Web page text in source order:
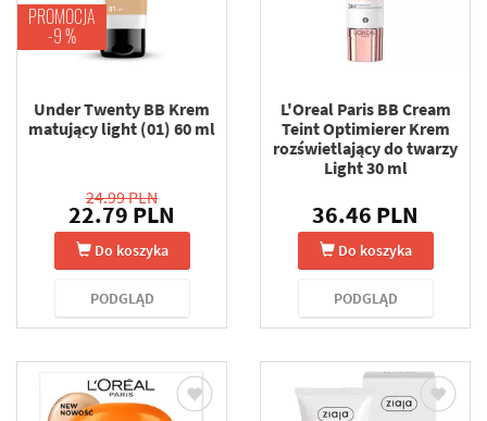
PROMOCJA
-9 %
Under Twenty BB Krem
matujący light (01) 60 ml
24.99 PLN
22.79 PLN
Do koszyka
PODGLĄD
L'Oreal Paris BB Cream
Teint Optimierer Krem
rozświetlający do twarzy
Light 30 ml
36.46 PLN
Do koszyka
PODGLĄD